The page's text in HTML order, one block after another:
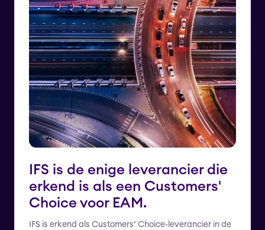
IFS is de enige leverancier die
erkend is als een Customers'
Choice voor EAM.
IFS is erkend als Customers’ Choice-leverancier in de